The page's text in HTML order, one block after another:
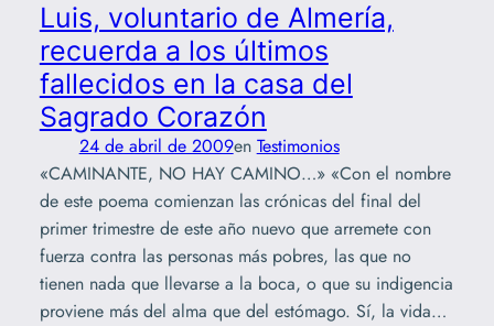
Luis, voluntario de Almería,
recuerda a los últimos
fallecidos en la casa del
Sagrado Corazón
24 de abril de 2009en Testimonios
«CAMINANTE, NO HAY CAMINO…» «Con el nombre
de este poema comienzan las crónicas del final del
primer trimestre de este año nuevo que arremete con
fuerza contra las personas más pobres, las que no
tienen nada que llevarse a la boca, o que su indigencia
proviene más del alma que del estómago. Sí, la vida…